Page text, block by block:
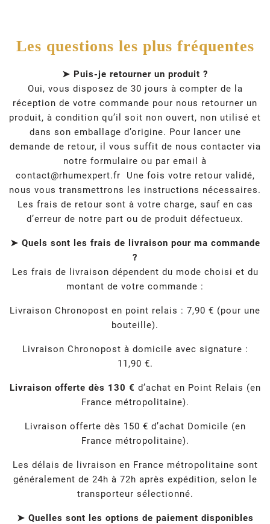
Les questions les plus fréquentes
➤ Puis-je retourner un produit ?
Oui, vous disposez de 30 jours à compter de la
réception de votre commande pour nous retourner un
produit, à condition qu’il soit non ouvert, non utilisé et
dans son emballage d’origine. Pour lancer une
demande de retour, il vous suffit de nous contacter via
notre formulaire ou par email à
contact@rhumexpert.fr Une fois votre retour validé,
nous vous transmettrons les instructions nécessaires.
Les frais de retour sont à votre charge, sauf en cas
d’erreur de notre part ou de produit défectueux.
➤ Quels sont les frais de livraison pour ma commande
?
Les frais de livraison dépendent du mode choisi et du
montant de votre commande :
Livraison Chronopost en point relais : 7,90 € (pour une
bouteille).
Livraison Chronopost à domicile avec signature :
11,90 €.
Livraison offerte dès 130 € d’achat en Point Relais (en
France métropolitaine).
Livraison offerte dès 150 € d’achat Domicile (en
France métropolitaine).
Les délais de livraison en France métropolitaine sont
généralement de 24h à 72h après expédition, selon le
transporteur sélectionné.
➤ Quelles sont les options de paiement disponibles